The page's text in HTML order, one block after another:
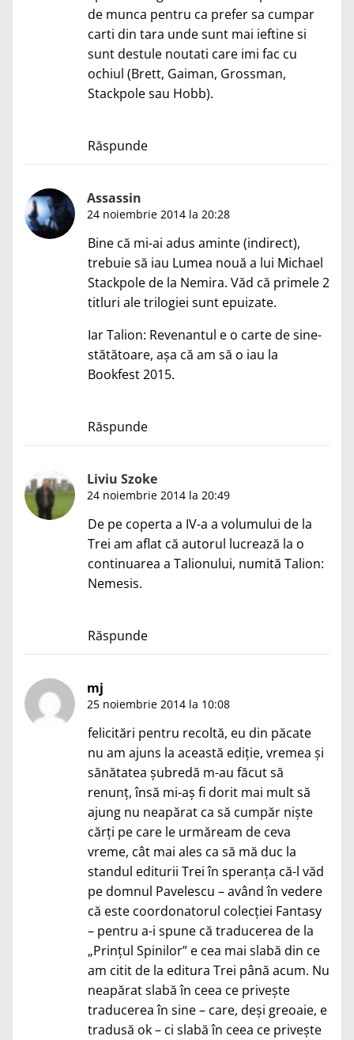
de munca pentru ca prefer sa cumpar
carti din tara unde sunt mai ieftine si
sunt destule noutati care imi fac cu
ochiul (Brett, Gaiman, Grossman,
Stackpole sau Hobb).
Răspunde
Assassin
24 noiembrie 2014 la 20:28
Bine că mi-ai adus aminte (indirect),
trebuie să iau Lumea nouă a lui Michael
Stackpole de la Nemira. Văd că primele 2
titluri ale trilogiei sunt epuizate.
Iar Talion: Revenantul e o carte de sine-
stătătoare, așa că am să o iau la
Bookfest 2015.
Răspunde
Liviu Szoke
24 noiembrie 2014 la 20:49
De pe coperta a IV-a a volumului de la
Trei am aflat că autorul lucrează la o
continuarea a Talionului, numită Talion:
Nemesis.
Răspunde
mj
25 noiembrie 2014 la 10:08
felicitări pentru recoltă, eu din păcate
nu am ajuns la această ediție, vremea și
sănătatea șubredă m-au făcut să
renunț, însă mi-aș fi dorit mai mult să
ajung nu neapărat ca să cumpăr niște
cărți pe care le urmăream de ceva
vreme, cât mai ales ca să mă duc la
standul editurii Trei în speranța că-l văd
pe domnul Pavelescu – având în vedere
că este coordonatorul colecției Fantasy
– pentru a-i spune că traducerea de la
„Prințul Spinilor” e cea mai slabă din ce
am citit de la editura Trei până acum. Nu
neapărat slabă în ceea ce privește
traducerea în sine – care, deși greoaie, e
tradusă ok – ci slabă în ceea ce privește